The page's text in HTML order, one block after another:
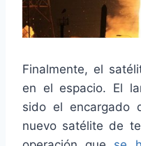
Finalmente, el
en el espacio. El
sido el encargado
nuevo satélite de